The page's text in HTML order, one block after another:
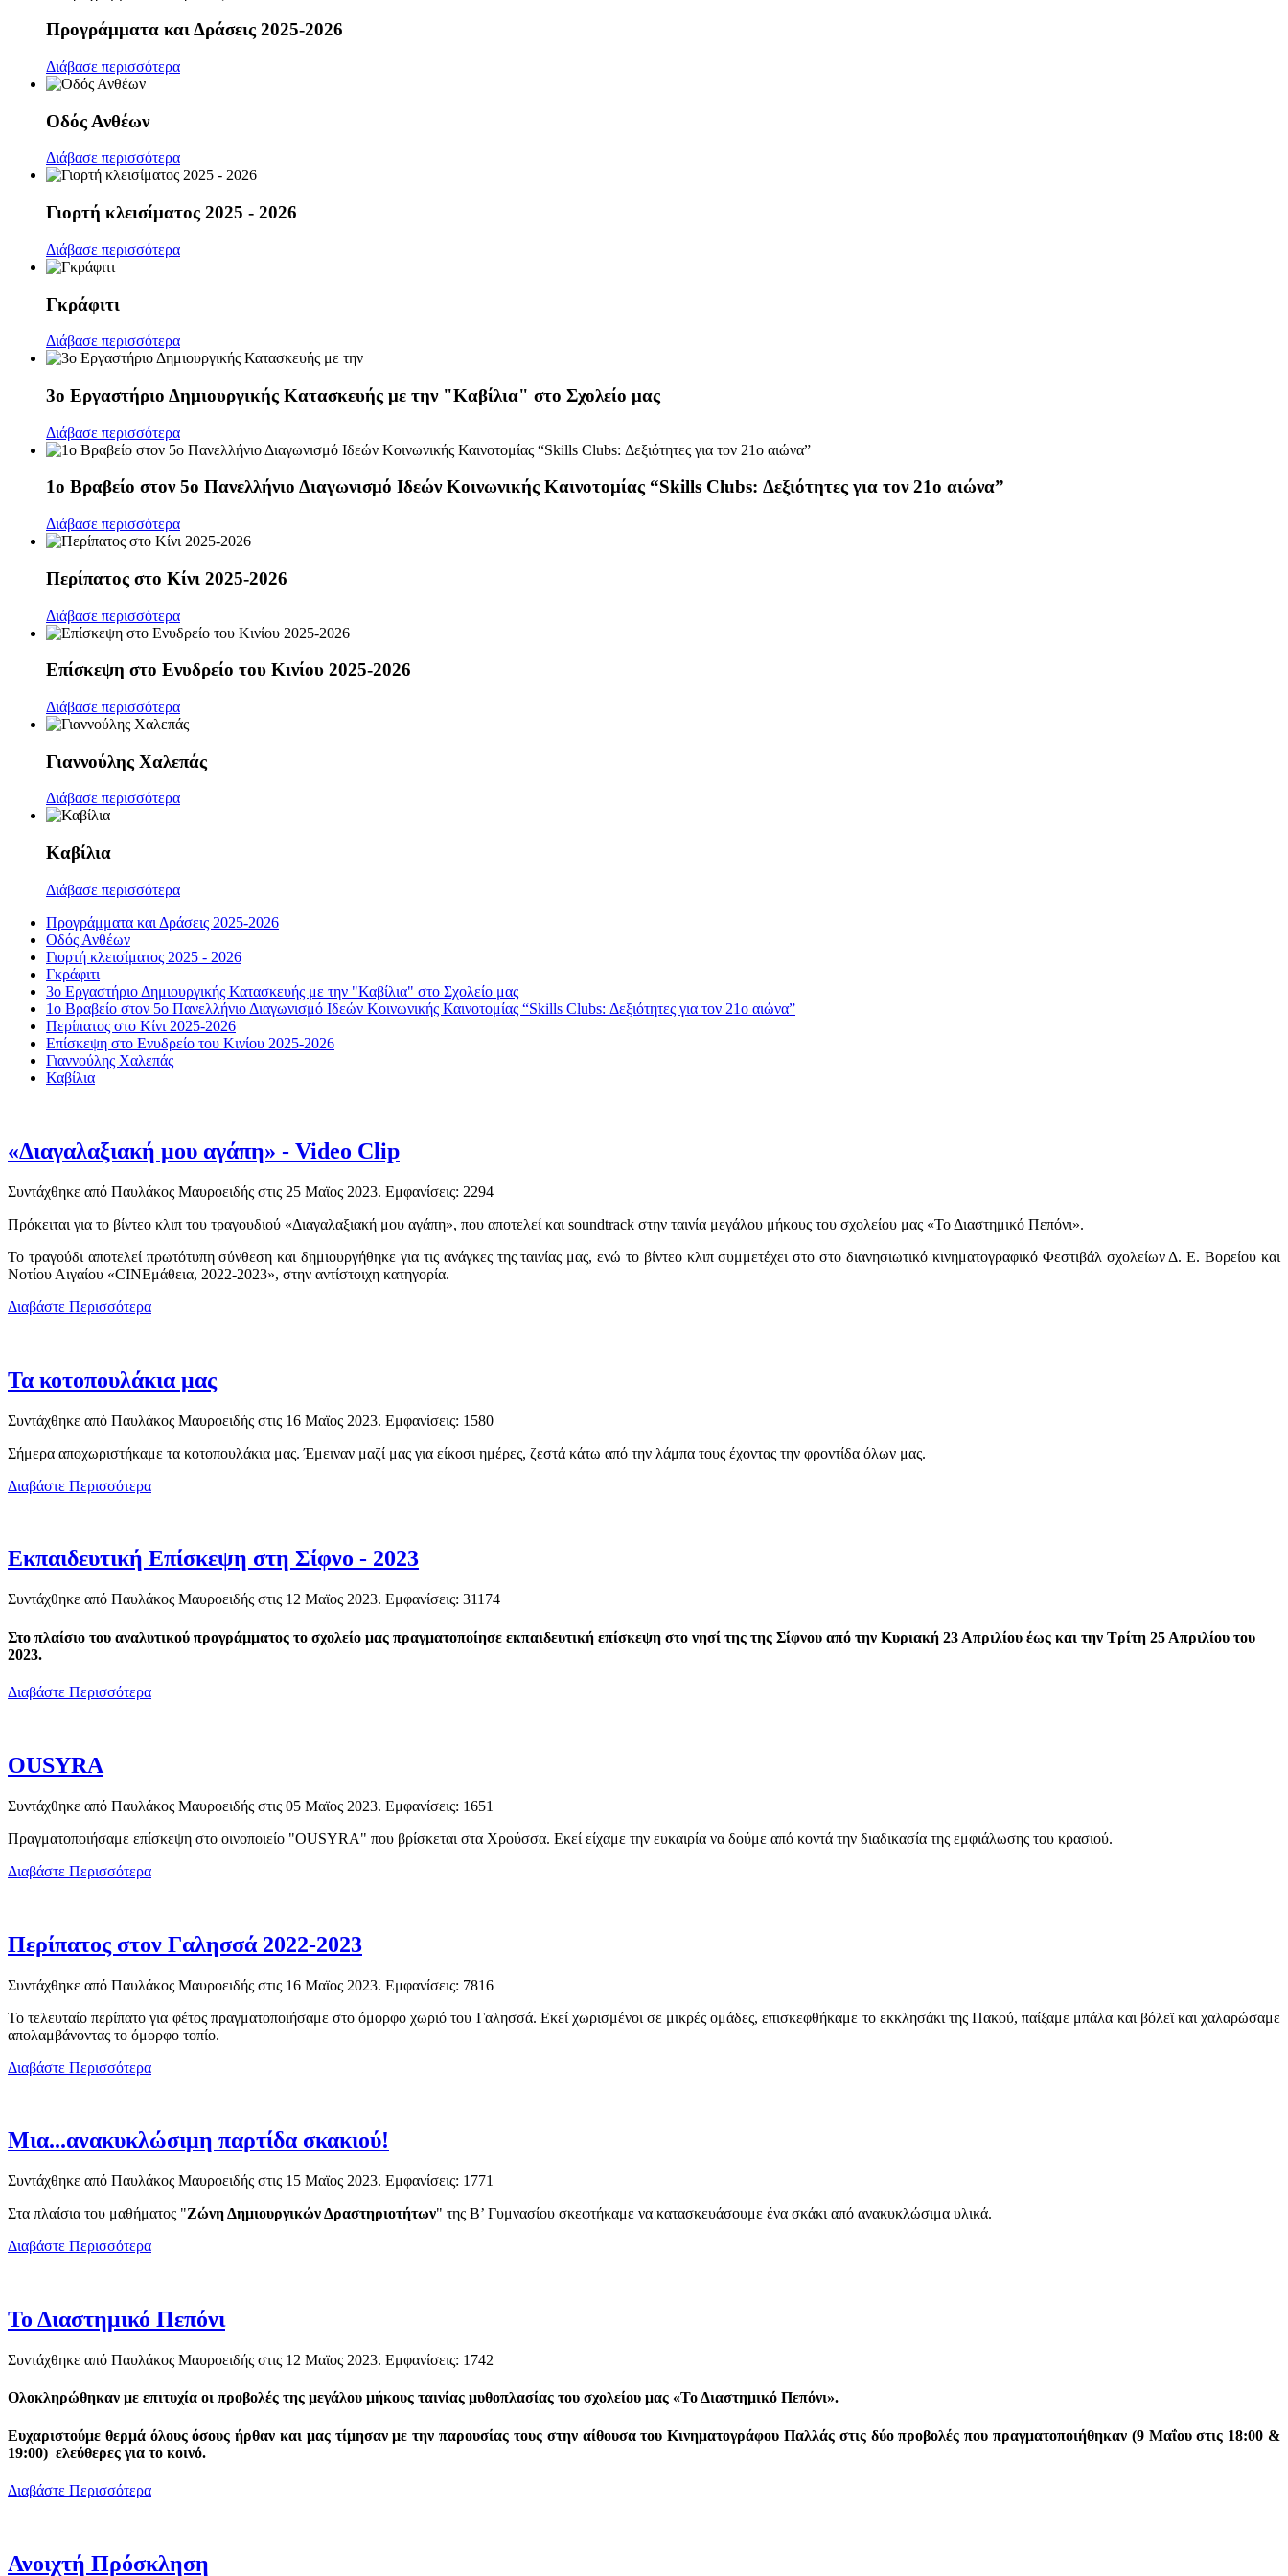
Προγράμματα και Δράσεις 2025-2026
Διάβασε περισσότερα
Οδός Ανθέων
Διάβασε περισσότερα
Γιορτή κλεισίματος 2025 - 2026
Διάβασε περισσότερα
Γκράφιτι
Διάβασε περισσότερα
3ο Εργαστήριο Δημιουργικής Κατασκευής με την "Καβίλια" στο Σχολείο μας
Διάβασε περισσότερα
1ο Βραβείο στον 5ο Πανελλήνιο Διαγωνισμό Ιδεών Κοινωνικής Καινοτομίας “Skills Clubs: Δεξιότητες για τον 21ο αιώνα”
Διάβασε περισσότερα
Περίπατος στο Κίνι 2025-2026
Διάβασε περισσότερα
Επίσκεψη στο Ενυδρείο του Κινίου 2025-2026
Διάβασε περισσότερα
Γιαννούλης Χαλεπάς
Διάβασε περισσότερα
Καβίλια
Διάβασε περισσότερα
Προγράμματα και Δράσεις 2025-2026
Οδός Ανθέων
Γιορτή κλεισίματος 2025 - 2026
Γκράφιτι
3ο Εργαστήριο Δημιουργικής Κατασκευής με την "Καβίλια" στο Σχολείο μας
1ο Βραβείο στον 5ο Πανελλήνιο Διαγωνισμό Ιδεών Κοινωνικής Καινοτομίας “Skills Clubs: Δεξιότητες για τον 21ο αιώνα”
Περίπατος στο Κίνι 2025-2026
Επίσκεψη στο Ενυδρείο του Κινίου 2025-2026
Γιαννούλης Χαλεπάς
Καβίλια
«Διαγαλαξιακή μου αγάπη» - Video Clip
Συντάχθηκε από Παυλάκος Μαυροειδής στις 25 Μαϊος 2023. Εμφανίσεις: 2294
Πρόκειται για το βίντεο κλιπ του τραγουδιού «Διαγαλαξιακή μου αγάπη», που αποτελεί και soundtrack στην ταινία μεγάλου μήκους του σχολείου μας «Το Διαστημικό Πεπόνι».
Το τραγούδι αποτελεί πρωτότυπη σύνθεση και δημιουργήθηκε για τις ανάγκες της ταινίας μας, ενώ το βίντεο κλιπ συμμετέχει στο στο διανησιωτικό κινηματογραφικό Φεστιβάλ σχολείων Δ. Ε. Βορείου και
Νοτίου Αιγαίου «CINEμάθεια, 2022-2023», στην αντίστοιχη κατηγορία.
Διαβάστε Περισσότερα
Τα κοτοπουλάκια μας
Συντάχθηκε από Παυλάκος Μαυροειδής στις 16 Μαϊος 2023. Εμφανίσεις: 1580
Σήμερα αποχωριστήκαμε τα κοτοπουλάκια μας. Έμειναν μαζί μας για είκοσι ημέρες, ζεστά κάτω από την λάμπα τους έχοντας την φροντίδα όλων μας.
Διαβάστε Περισσότερα
Εκπαιδευτική Επίσκεψη στη Σίφνο - 2023
Συντάχθηκε από Παυλάκος Μαυροειδής στις 12 Μαϊος 2023. Εμφανίσεις: 31174
Στο πλαίσιο του αναλυτικού προγράμματος το σχολείο μας πραγματοποίησε εκπαιδευτική επίσκεψη στο νησί της της Σίφνου από την Κυριακή 23 Απριλίου έως και την Τρίτη 25 Απριλίου του
2023.
Διαβάστε Περισσότερα
OUSYRA
Συντάχθηκε από Παυλάκος Μαυροειδής στις 05 Μαϊος 2023. Εμφανίσεις: 1651
Πραγματοποιήσαμε επίσκεψη στο οινοποιείο "OUSYRA" που βρίσκεται στα Χρούσσα. Εκεί είχαμε την ευκαιρία να δούμε από κοντά την διαδικασία της εμφιάλωσης του κρασιού.
Διαβάστε Περισσότερα
Περίπατος στον Γαλησσά 2022-2023
Συντάχθηκε από Παυλάκος Μαυροειδής στις 16 Μαϊος 2023. Εμφανίσεις: 7816
Το τελευταίο περίπατο για φέτος πραγματοποιήσαμε στο όμορφο χωριό του Γαλησσά. Εκεί χωρισμένοι σε μικρές ομάδες, επισκεφθήκαμε το εκκλησάκι της Πακού, παίξαμε μπάλα και βόλεϊ και χαλαρώσαμε
απολαμβάνοντας το όμορφο τοπίο.
Διαβάστε Περισσότερα
Μια...ανακυκλώσιμη παρτίδα σκακιού!
Συντάχθηκε από Παυλάκος Μαυροειδής στις 15 Μαϊος 2023. Εμφανίσεις: 1771
Στα πλαίσια του μαθήματος "Ζώνη Δημιουργικών Δραστηριοτήτων" της Β’ Γυμνασίου σκεφτήκαμε να κατασκευάσουμε ένα σκάκι από ανακυκλώσιμα υλικά.
Διαβάστε Περισσότερα
Το Διαστημικό Πεπόνι
Συντάχθηκε από Παυλάκος Μαυροειδής στις 12 Μαϊος 2023. Εμφανίσεις: 1742
Ολοκληρώθηκαν με επιτυχία οι προβολές της μεγάλου μήκους ταινίας μυθοπλασίας του σχολείου μας «Το Διαστημικό Πεπόνι».
Ευχαριστούμε θερμάόλους όσους ήρθαν και μας τίμησαν με την παρουσίας τους στην αίθουσα τουΚινηματογράφου Παλλάς στις δύο προβολές που πραγματοποιήθηκαν (9 Μαΐου στις 18:00 &
19:00) ελεύθερες για το κοινό.
Διαβάστε Περισσότερα
Ανοιχτή Πρόσκληση